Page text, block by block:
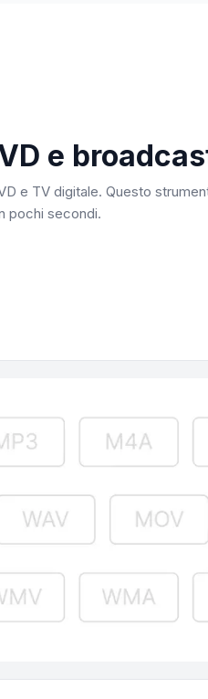
e
e TV digitale. Questo
pochi secondi.